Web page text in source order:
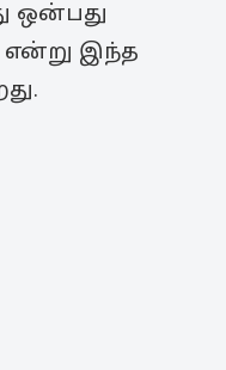
ஒன்பது
என்று இந்த